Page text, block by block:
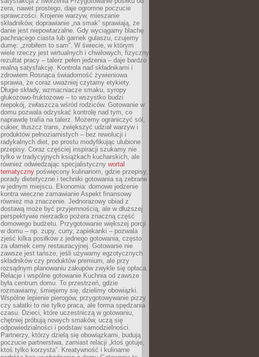
zera, nawet prostego, daje ogromne poczucie
sprawczości. Krojenie warzyw, mieszanie
składników, doprawianie „na smak” sprawiają, że
danie jest niepowtarzalne. Gdy wyciągamy blachę
pachnącego ciasta lub garnek gulaszu, czujemy
dumę: „zrobiłem to sam”. W świecie, w którym
wiele rzeczy jest wirtualnych i chwilowych, fizyczny
rezultat pracy – talerz pełen jedzenia – daje bardzo
realną satysfakcję. Kontrola nad składnikami i
zdrowiem Rosnąca świadomość żywieniowa
sprawia, że coraz uważniej czytamy etykiety.
Długie składy, wzmacniacze smaku, syropy
glukozowo-fruktozowe – to wszystko budzi
niepokój, zwłaszcza wśród rodziców. Gotowanie w
domu pozwala odzyskać kontrolę nad tym, co
naprawdę trafia na talerz. Możemy ograniczyć sól,
cukier, tłuszcz trans, zwiększyć udział warzyw i
produktów pełnoziarnistych – bez rewolucji i
radykalnych diet, po prostu modyfikując ulubione
przepisy. Coraz częściej inspiracji szukamy nie
tylko w tradycyjnych książkach kucharskich, ale
również odwiedzając specjalistyczny wortal
tematyczny poświęcony kulinariom, gdzie przepisy,
porady dietetyczne i techniki gotowania są zebrane
w jednym miejscu. Ekonomia: domowe jedzenie
kontra wieczne zamawianie Aspekt finansowy
również ma znaczenie. Jednorazowy obiad z
dostawą może być przyjemnością, ale w dłuższej
perspektywie nierzadko pożera znaczną część
domowego budżetu. Przygotowanie większej porcji
w domu – np. zupy, curry, zapiekanki – pozwala
zjeść kilka posiłków z jednego gotowania, często
za ułamek ceny restauracyjnej. Gotowanie nie
zawsze jest tańsze, jeśli używamy egzotycznych
składników czy produktów premium, ale przy
rozsądnym planowaniu zakupów zwykle się opłaca.
Relacje i wspólne gotowanie Kuchnia od zawsze
była centrum domu. To przestrzeń, gdzie
rozmawiamy, śmiejemy się, dzielimy obowiązki.
Wspólne lepienie pierogów, przygotowywanie pizzy
czy sałatki to nie tylko praca, ale forma spędzania
czasu. Dzieci, które uczestniczą w gotowaniu,
chętniej próbują nowych smaków, uczą się
odpowiedzialności i podstaw samodzielności.
Partnerzy, którzy dzielą się obowiązkami, budują
poczucie partnerstwa, zamiast relacji „ktoś gotuje,
ktoś tylko korzysta”. Kreatywność i kulinarne